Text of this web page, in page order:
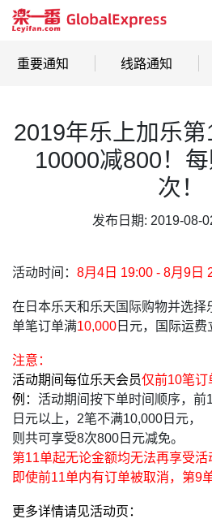
重要通知 线路通知
2019年乐上加乐
10000减800！
次！
发布日期: 2019-08-
活动时间： 8月4日 19:00 - 8月9日
在日本乐天和乐天国际购物并选择
单笔订单满10,000 日元，国际运费
注意：
活动期间每位乐天会员仅前10笔订
例： 活动期间按下单时间顺序，
日元以上，2笔不满10,000日元，
则共可享受8次800日元减免。
第11单起无论金额均无法再享受活
即使前11单内有订单被取消，第9
更多详情请见活动页：